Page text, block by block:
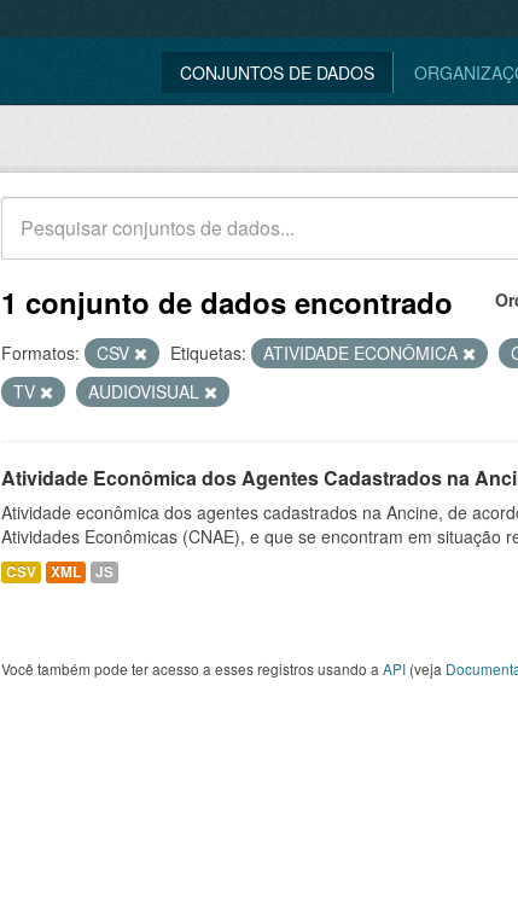
CONJUNTOS DE DADOS
1 conjunto de dados encontrado
Formatos: CSV Etiquetas: ATIVIDADE ECONÔMICA
TV
AUDIOVISUAL
Atividade Econômica dos Agentes Cadastrados na
Atividade econômica dos agentes cadastrados na Ancine, de
Atividades Econômicas (CNAE), e que se encontram em situação
CSV XML JS
Você também pode ter acesso a esses registros usando a API (veja